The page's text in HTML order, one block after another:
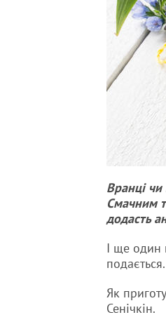
Вранці
Смачним
додасть
І ще один
Як
Сенічкін.